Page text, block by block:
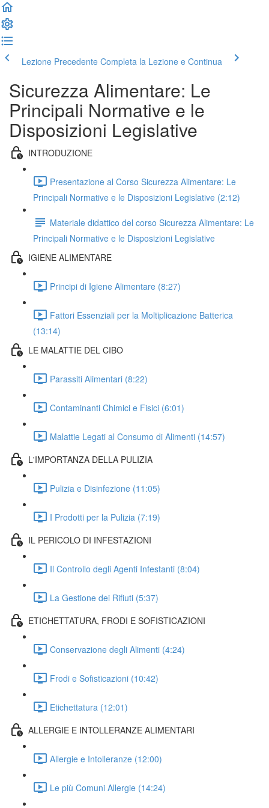
Lezione Precedente Completa la Lezione e Continua
Sicurezza Alimentare: Le
Principali Normative e le
Disposizioni Legislative
INTRODUZIONE
Presentazione al Corso Sicurezza Alimentare: Le
Principali Normative e le Disposizioni Legislative (2:12)
Materiale didattico del corso Sicurezza Alimentare: Le
Principali Normative e le Disposizioni Legislative
IGIENE ALIMENTARE
Principi di Igiene Alimentare (8:27)
Fattori Essenziali per la Moltiplicazione Batterica
(13:14)
LE MALATTIE DEL CIBO
Parassiti Alimentari (8:22)
Contaminanti Chimici e Fisici (6:01)
Malattie Legati al Consumo di Alimenti (14:57)
L'IMPORTANZA DELLA PULIZIA
Pulizia e Disinfezione (11:05)
I Prodotti per la Pulizia (7:19)
IL PERICOLO DI INFESTAZIONI
Il Controllo degli Agenti Infestanti (8:04)
La Gestione dei Rifiuti (5:37)
ETICHETTATURA, FRODI E SOFISTICAZIONI
Conservazione degli Alimenti (4:24)
Frodi e Sofisticazioni (10:42)
Etichettatura (12:01)
ALLERGIE E INTOLLERANZE ALIMENTARI
Allergie e Intolleranze (12:00)
Le più Comuni Allergie (14:24)